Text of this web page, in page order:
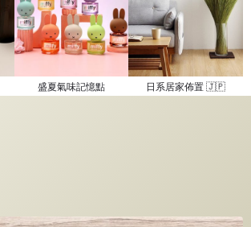
盛夏氣味記憶點 日系居家佈置 🇯🇵